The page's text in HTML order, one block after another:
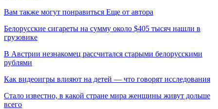
Вам также могут понравиться Еще от автора
Белорусские сигареты на сумму около $405 тысяч нашли в
грузовике
В Австрии незнакомец рассчитался старыми белорусскими
рублями
Как видеоигры влияют на детей — что говорят исследования
Стало известно, в какой стране мира женщины живут дольше
всего